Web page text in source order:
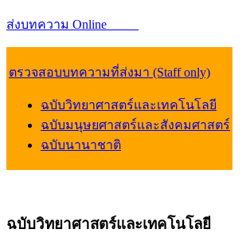
ส่งบทความ Online
ตรวจสอบบทความที่ส่งมา (Staff only)
ฉบับวิทยาศาสตร์และเทคโนโลยี
ฉบับมนุษยศาสตร์และสังคมศาสตร์
ฉบับนานาชาติ
ฉบับวิทยาศาสตร์และเทคโนโลยี